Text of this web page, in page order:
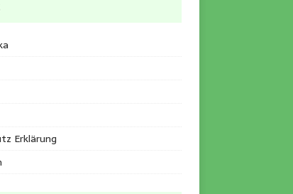
Erklärung